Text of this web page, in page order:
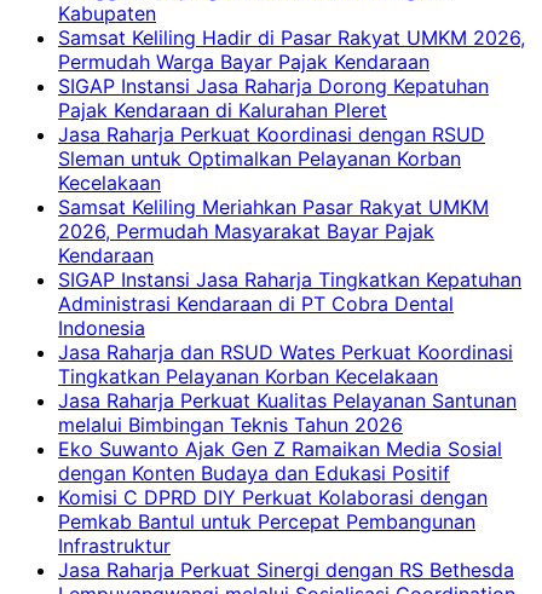
Kabupaten
Samsat Keliling Hadir di Pasar Rakyat UMKM 2026,
Permudah Warga Bayar Pajak Kendaraan
SIGAP Instansi Jasa Raharja Dorong Kepatuhan
Pajak Kendaraan di Kalurahan Pleret
Jasa Raharja Perkuat Koordinasi dengan RSUD
Sleman untuk Optimalkan Pelayanan Korban
Kecelakaan
Samsat Keliling Meriahkan Pasar Rakyat UMKM
2026, Permudah Masyarakat Bayar Pajak
Kendaraan
SIGAP Instansi Jasa Raharja Tingkatkan Kepatuhan
Administrasi Kendaraan di PT Cobra Dental
Indonesia
Jasa Raharja dan RSUD Wates Perkuat Koordinasi
Tingkatkan Pelayanan Korban Kecelakaan
Jasa Raharja Perkuat Kualitas Pelayanan Santunan
melalui Bimbingan Teknis Tahun 2026
Eko Suwanto Ajak Gen Z Ramaikan Media Sosial
dengan Konten Budaya dan Edukasi Positif
Komisi C DPRD DIY Perkuat Kolaborasi dengan
Pemkab Bantul untuk Percepat Pembangunan
Infrastruktur
Jasa Raharja Perkuat Sinergi dengan RS Bethesda